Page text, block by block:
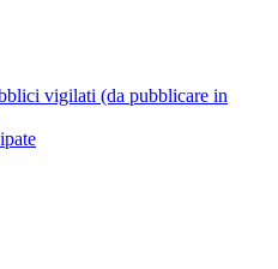
vigilati (da pubblicare in